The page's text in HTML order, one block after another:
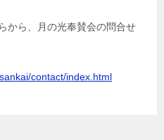
から、月の光奉賛会の問合せ
contact/index.html